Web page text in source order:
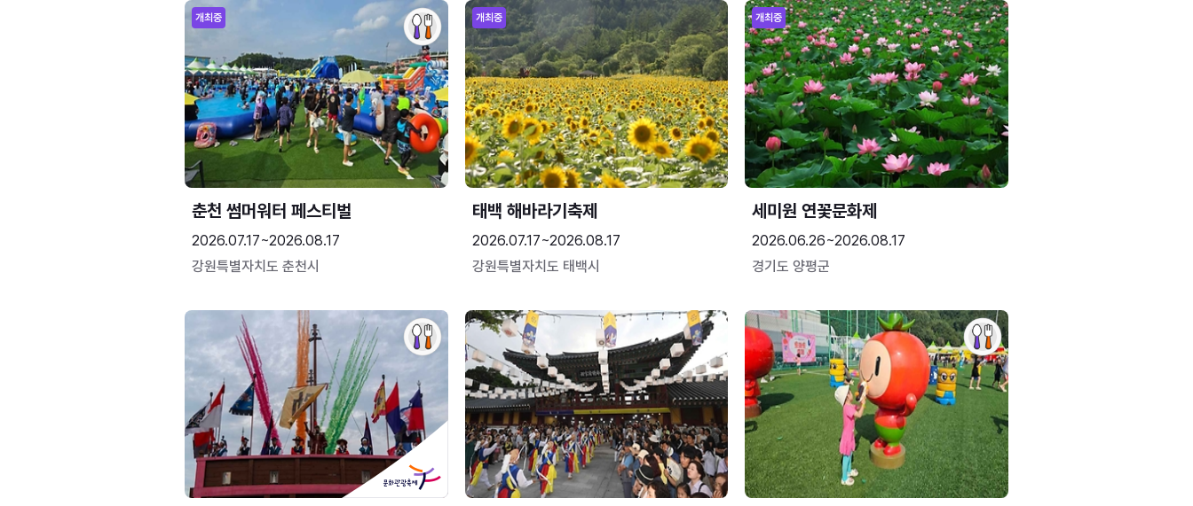
개최중
춘천 썸머워터 페스티벌
2026.07.17~2026.08.17
강원특별자치도 춘천시
개최중
태백 해바라기축제
2026.07.17~2026.08.17
강원특별자치도 태백시
개최중
세미원 연꽃문화제
2026.06.26~2026.08.17
경기도 양평군